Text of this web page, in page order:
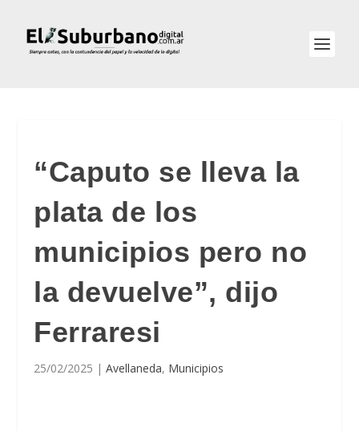
“Caputo se lleva la
plata de los
municipios pero no
la devuelve”, dijo
Ferraresi
25/02/2025 |Avellaneda, Municipios